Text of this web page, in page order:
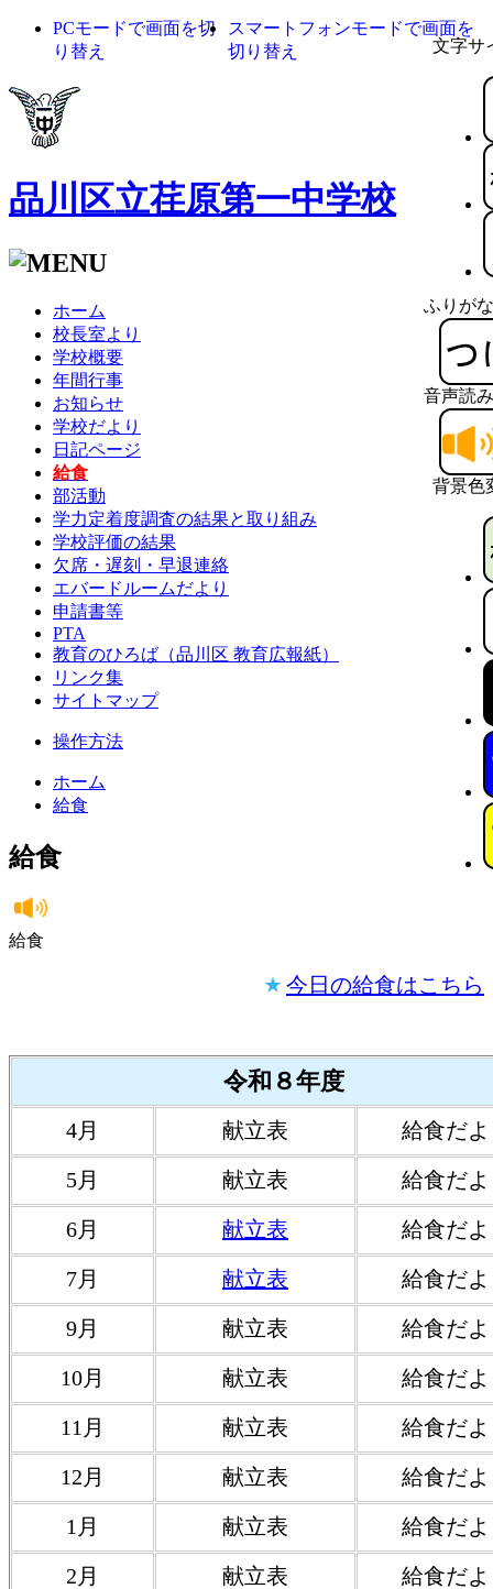
文字サ
ふりが
音声読
背景色
PCモードで画面を切
り替え
スマートフォンモードで画面を
切り替え
品川区立荏原第一中学校
ホーム
校長室より
学校概要
年間行事
お知らせ
学校だより
日記ページ
給食
部活動
学力定着度調査の結果と取り組み
学校評価の結果
欠席・遅刻・早退連絡
エバードルームだより
申請書等
PTA
教育のひろば（品川区 教育広報紙）
リンク集
サイトマップ
操作方法
ホーム
給食
給食
給食
今日の給食はこちら
令和８年度
4月 献立表 給食だ
5月 献立表 給食だ
6月 献立表 給食だ
7月 献立表 給食だ
9月 献立表 給食だ
10月 献立表 給食だ
11月 献立表 給食だ
12月 献立表 給食だ
1月 献立表 給食だ
2月 献立表 給食だ